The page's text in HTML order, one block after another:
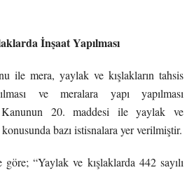
İnşaat Yapılması
ile mera, yaylak ve kışlakların tahsis
ve meralara yapı yapılması
Kanunun 20. maddesi ile yaylak ve
konusunda bazı istisnalara yer verilmiştir.
“Yaylak ve kışlaklarda 442 sayılı